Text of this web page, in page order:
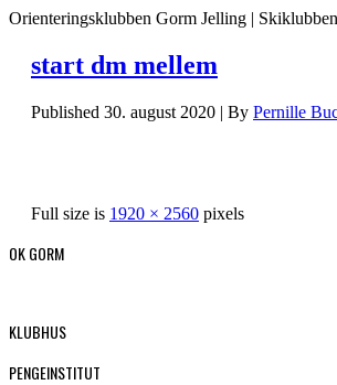
Orienteringsklubben Gorm Jelling |
start dm mellem
Published 30. august 2020 | By Pernille
Full size is 1920 × 2560 pixels
OK GORM
KLUBHUS
PENGEINSTITUT